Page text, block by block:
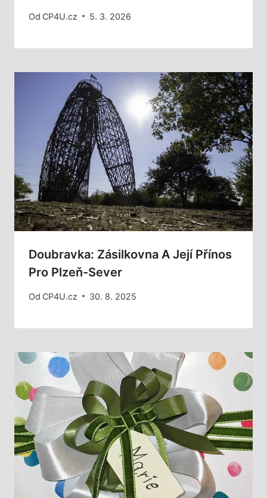
Od CP4U.cz 5. 3. 2026
Doubravka: Zásilkovna A Její Přínos
Pro Plzeň-Sever
Od CP4U.cz 30. 8. 2025